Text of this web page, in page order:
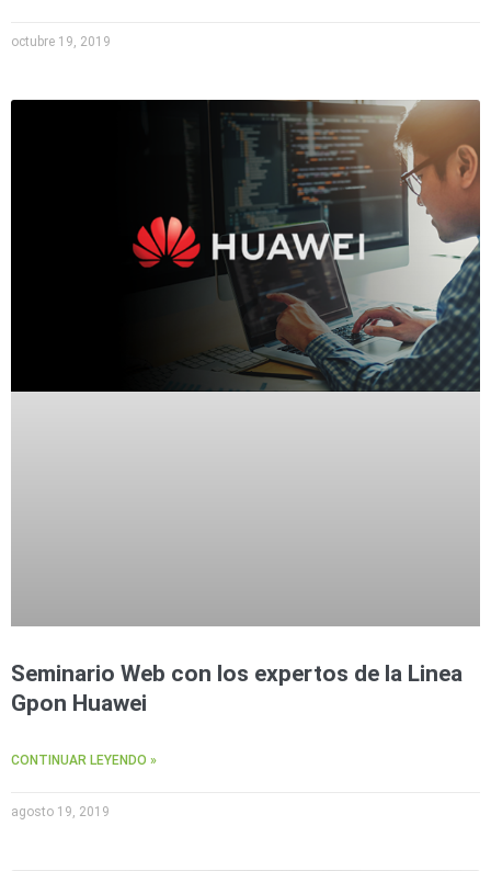
octubre 19, 2019
Seminario Web con los expertos de la Linea
Gpon Huawei
CONTINUAR LEYENDO »
agosto 19, 2019